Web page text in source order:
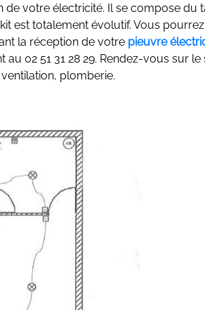
de votre électricité. Il se compose du
est totalement évolutif. Vous
la réception de votre pieuvre
02 51 31 28 29. Rendez-vous sur le
plomberie.